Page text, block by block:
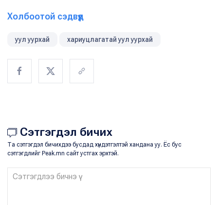
Холбоотой сэдвүүд
уул уурхай хариуцлагатай уул уурхай
Сэтгэгдэл бичих
Та сэтгэгдэл бичихдээ бусдад хүндэтгэлтэй хандана уу. Ёс бус
сэтгэгдлийг Peak.mn сайт устгах эрхтэй.